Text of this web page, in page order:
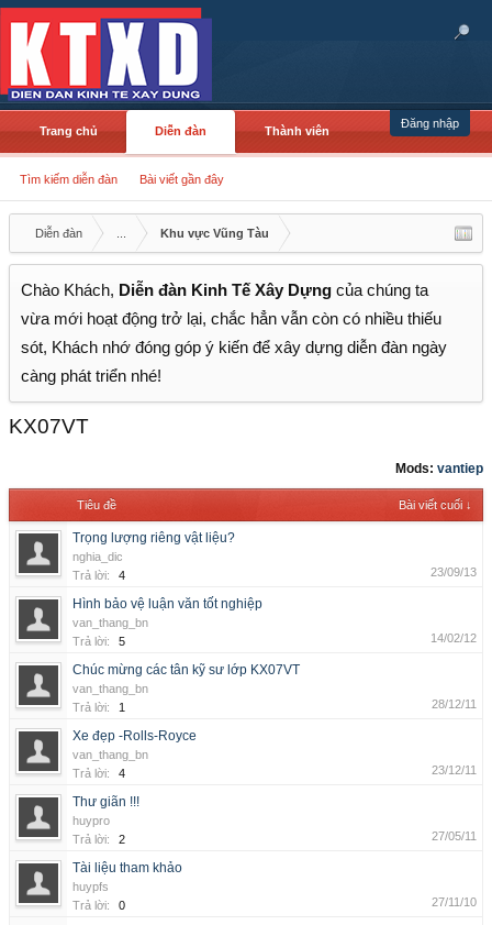
Đăng nhập
Trang chủ Diễn đàn
Tìm kiếm diễn đàn Bài viết gần đây
Thành viên
Diễn đàn Khu vực Vũng Tàu
Chào Khách, Diễn đàn Kinh Tế Xây Dựng của chúng ta
vừa mới hoạt động trở lại, chắc hẳn vẫn còn có nhiều thiếu
sót, Khách nhớ đóng góp ý kiến để xây dựng diễn đàn ngày
càng phát triển nhé!
KX07VT
Mods: vantiep
Tiêu đề Bài viết cuối ↓
Trọng lượng riêng vật liệu?
nghia_dic
Trả lời:
4 23/09/13
Hình bảo vệ luận văn tốt nghiệp
van_thang_bn
Trả lời:
5 14/02/12
Chúc mừng các tân kỹ sư lớp KX07VT
van_thang_bn
Trả lời:
1 28/12/11
Xe đẹp -Rolls-Royce
van_thang_bn
Trả lời:
4 23/12/11
Thư giãn !!!
huypro
Trả lời:
2 27/05/11
Tài liệu tham khảo
huypfs
Trả lời:
0 27/11/10